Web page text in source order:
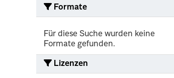
Formate
Für diese Suche wurden keine
Formate gefunden.
Lizenzen